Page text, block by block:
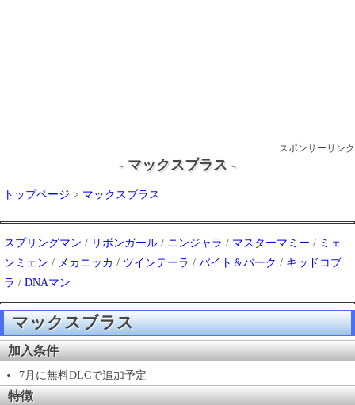
スポンサーリンク
- マックスブラス -
トップページ > マックスブラス
スプリングマン / リボンガール / ニンジャラ / マスターマミー / ミェ
ンミェン / メカニッカ / ツインテーラ / バイト＆バーク / キッドコブ
ラ / DNAマン
マックスブラス
加入条件
7月に無料DLCで追加予定
特徴